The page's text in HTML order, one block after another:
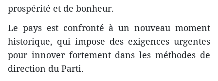
prospérité et de bonheur.
Le pays est confronté à un nouveau moment
historique, qui impose des exigences urgentes
pour innover fortement dans les méthodes de
direction du Parti.